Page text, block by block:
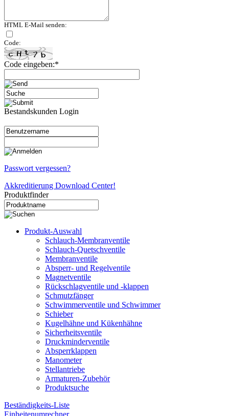
HTML E-Mail senden:
Code:
Code eingeben:*
Bestandskunden Login
Passwort vergessen?
Akkreditierung Download Center!
Produktfinder
Produkt-Auswahl
Schlauch-Membranventile
Schlauch-Quetschventile
Membranventile
Absperr- und Regelventile
Magnetventile
Rückschlagventile und -klappen
Schmutzfänger
Schwimmerventile und Schwimmer
Schieber
Kugelhähne und Kükenhähne
Sicherheitsventile
Druckminderventile
Absperrklappen
Manometer
Stellantriebe
Armaturen-Zubehör
Produktsuche
Beständigkeits-Liste